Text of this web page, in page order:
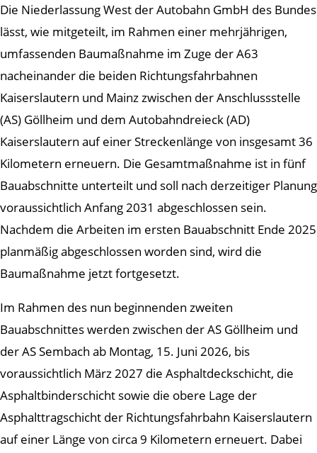
Die Niederlassung West der Autobahn GmbH des Bundes
lässt, wie mitgeteilt, im Rahmen einer mehrjährigen,
umfassenden Baumaßnahme im Zuge der A63
nacheinander die beiden Richtungsfahrbahnen
Kaiserslautern und Mainz zwischen der Anschlussstelle
(AS) Göllheim und dem Autobahndreieck (AD)
Kaiserslautern auf einer Streckenlänge von insgesamt 36
Kilometern erneuern. Die Gesamtmaßnahme ist in fünf
Bauabschnitte unterteilt und soll nach derzeitiger Planung
voraussichtlich Anfang 2031 abgeschlossen sein.
Nachdem die Arbeiten im ersten Bauabschnitt Ende 2025
planmäßig abgeschlossen worden sind, wird die
Baumaßnahme jetzt fortgesetzt.
Im Rahmen des nun beginnenden zweiten
Bauabschnittes werden zwischen der AS Göllheim und
der AS Sembach ab Montag, 15. Juni 2026, bis
voraussichtlich März 2027 die Asphaltdeckschicht, die
Asphaltbinderschicht sowie die obere Lage der
Asphalttragschicht der Richtungsfahrbahn Kaiserslautern
auf einer Länge von circa 9 Kilometern erneuert. Dabei